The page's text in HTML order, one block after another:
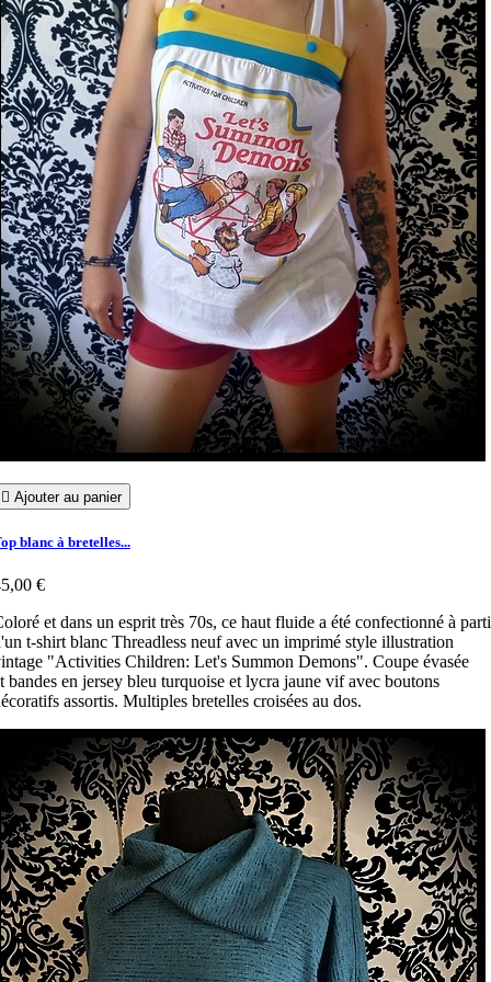
 Ajouter au panier
blanc à bretelles...
€
et dans un esprit très 70s, ce haut fluide a été confectionné à
t-shirt blanc Threadless neuf avec un imprimé style illustration
"Activities Children: Let's Summon Demons". Coupe évasée
bandes en jersey bleu turquoise et lycra jaune vif avec boutons
assortis. Multiples bretelles croisées au dos.